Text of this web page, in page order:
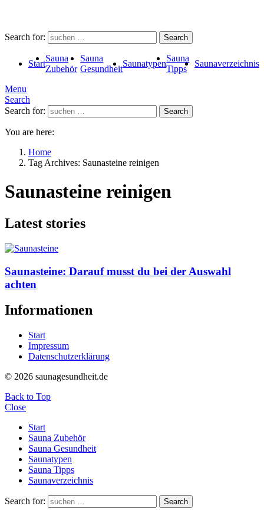
Search for: Search
Start
Sauna
Zubehör
Sauna
Gesundheit
Saunatypen
Sauna
Tipps
Saunaverzeichnis
Menu
Search
Search for:
Search
You are here:
Home
Tag Archives: Saunasteine reinigen
Saunasteine reinigen
Latest stories
Saunasteine: Darauf musst du bei der Auswahl
achten
Informationen
Start
Impressum
Datenschutzerklärung
© 2026 saunagesundheit.de
Back to Top
Close
Start
Sauna Zubehör
Sauna Gesundheit
Saunatypen
Sauna Tipps
Saunaverzeichnis
Search for: Search